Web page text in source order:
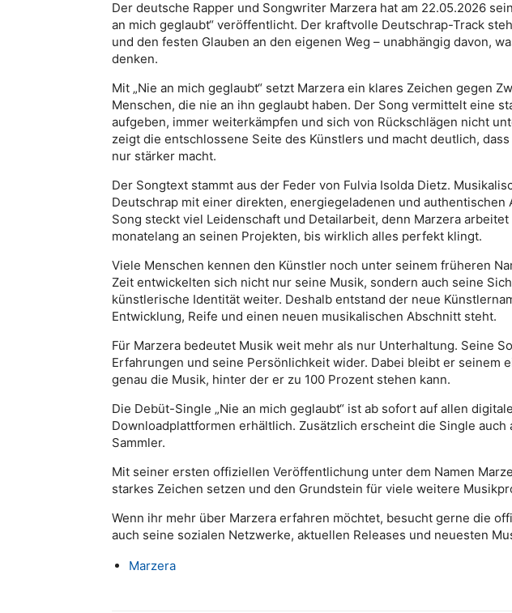
Der deutsche Rapper und Songwriter Marzera hat am 22.05.2026
an mich geglaubt“ veröffentlicht. Der kraftvolle Deutschrap-Track
und den festen Glauben an den eigenen Weg – unabhängig davon,
denken.
Mit „Nie an mich geglaubt“ setzt Marzera ein klares Zeichen gegen
Menschen, die nie an ihn geglaubt haben. Der Song vermittelt eine
aufgeben, immer weiterkämpfen und sich von Rückschlägen nicht
zeigt die entschlossene Seite des Künstlers und macht deutlich,
nur stärker macht.
Der Songtext stammt aus der Feder von Fulvia Isolda Dietz.
Deutschrap mit einer direkten, energiegeladenen und authentischen
Song steckt viel Leidenschaft und Detailarbeit, denn Marzera
monatelang an seinen Projekten, bis wirklich alles perfekt klingt.
Viele Menschen kennen den Künstler noch unter seinem früheren
Zeit entwickelten sich nicht nur seine Musik, sondern auch seine
künstlerische Identität weiter. Deshalb entstand der neue
Entwicklung, Reife und einen neuen musikalischen Abschnitt steht.
Für Marzera bedeutet Musik weit mehr als nur Unterhaltung. Seine
Erfahrungen und seine Persönlichkeit wider. Dabei bleibt er seinem
genau die Musik, hinter der er zu 100 Prozent stehen kann.
Die Debüt-Single „Nie an mich geglaubt“ ist ab sofort auf allen
Downloadplattformen erhältlich. Zusätzlich erscheint die Single auch
Sammler.
Mit seiner ersten offiziellen Veröffentlichung unter dem Namen
starkes Zeichen setzen und den Grundstein für viele weitere
Wenn ihr mehr über Marzera erfahren möchtet, besucht gerne die
auch seine sozialen Netzwerke, aktuellen Releases und neuesten
Marzera